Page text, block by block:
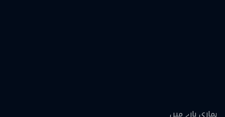
ہماری بارے ميں